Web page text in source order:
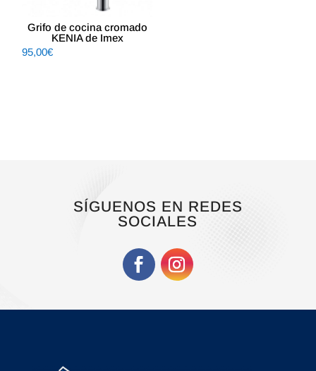
Grifo de cocina cromado
KENIA de Imex
95,00€
SÍGUENOS EN REDES
SOCIALES